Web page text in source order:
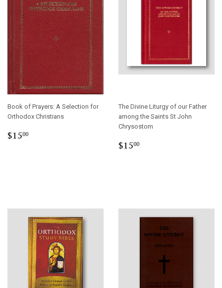
Book of Prayers: A Selection for
Orthodox Christians
Regular
$1500
The Divine Liturgy of our Father
among the Saints St John
Chrysostom
Regular
$1500